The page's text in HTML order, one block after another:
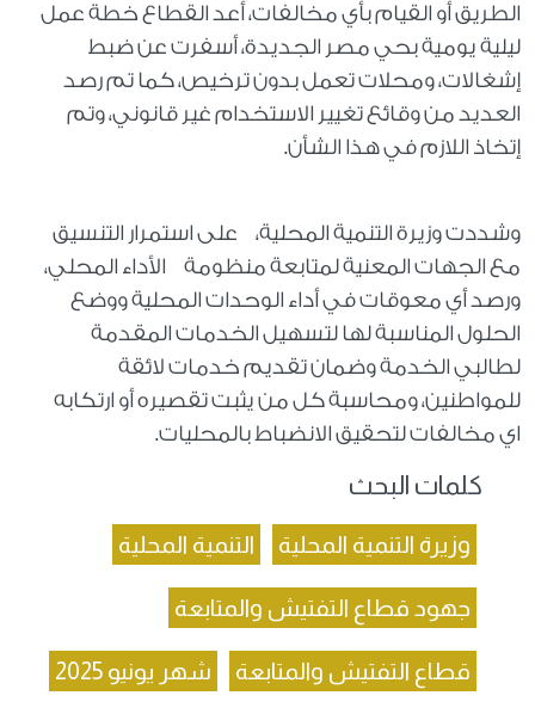
الطريق أو القيام بأي مخالفات، أعد القطاع خطة عمل
ليلية يومية بحي مصر الجديدة، أسفرت عن ضبط
إشغالات، ومحلات تعمل بدون ترخيص، كما تم رصد
العديد من وقائع تغيير الاستخدام غير قانوني، وتم
إتخاذ اللازم في هذا الشأن.
وشددت وزيرة التنمية المحلية، على استمرار التنسيق
مع الجهات المعنية لمتابعة منظومة الأداء المحلي،
ورصد أي معوقات في أداء الوحدات المحلية ووضع
الحلول المناسبة لها لتسهيل الخدمات المقدمة
لطالبي الخدمة وضمان تقديم خدمات لائقة
للمواطنين، ومحاسبة كل من يثبت تقصيره أو ارتكابه
اي مخالفات لتحقيق الانضباط بالمحليات.
كلمات البحث
وزيرة التنمية المحلية التنمية المحلية
جهود قطاع التفتيش والمتابعة
قطاع التفتيش والمتابعة شهر يونيو 2025